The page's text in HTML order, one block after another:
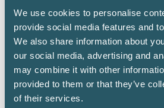
We use cookies to personalise
provide social media features and
We also share information about
our social media, advertising and
may combine it with other
provided to them or that they’ve
of their services.
som ovan skrivits om
Leder en felaktig värdering
väsentlig avvikelse får
Vad gäller då om
därmed pensionsåtagandet)
mycket att skillnaden i att
på bokfört värde och verkligt